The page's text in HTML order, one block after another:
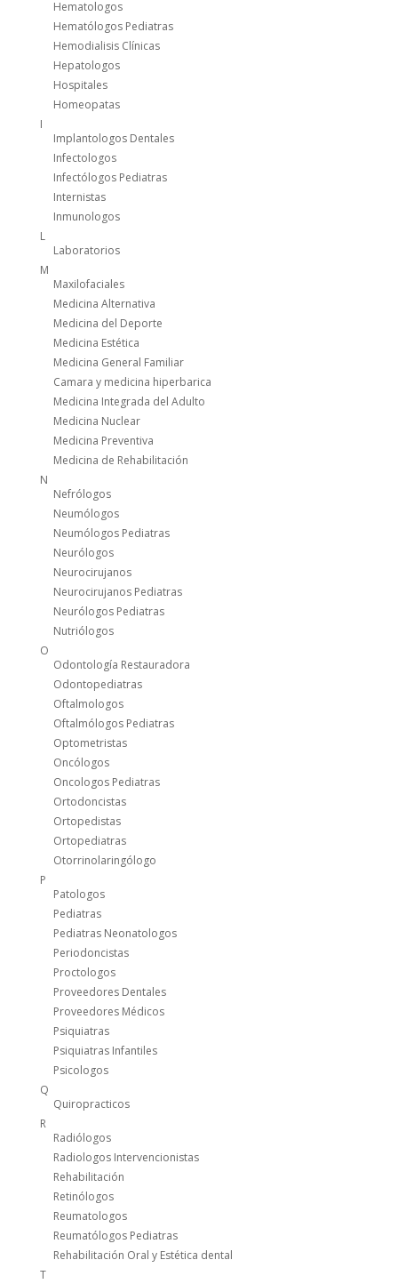
Hematologos
Hematólogos Pediatras
Hemodialisis Clínicas
Hepatologos
Hospitales
Homeopatas
I
Implantologos Dentales
Infectologos
Infectólogos Pediatras
Internistas
Inmunologos
L
Laboratorios
M
Maxilofaciales
Medicina Alternativa
Medicina del Deporte
Medicina Estética
Medicina General Familiar
Camara y medicina hiperbarica
Medicina Integrada del Adulto
Medicina Nuclear
Medicina Preventiva
Medicina de Rehabilitación
N
Nefrólogos
Neumólogos
Neumólogos Pediatras
Neurólogos
Neurocirujanos
Neurocirujanos Pediatras
Neurólogos Pediatras
Nutriólogos
O
Odontología Restauradora
Odontopediatras
Oftalmologos
Oftalmólogos Pediatras
Optometristas
Oncólogos
Oncologos Pediatras
Ortodoncistas
Ortopedistas
Ortopediatras
Otorrinolaringólogo
P
Patologos
Pediatras
Pediatras Neonatologos
Periodoncistas
Proctologos
Proveedores Dentales
Proveedores Médicos
Psiquiatras
Psiquiatras Infantiles
Psicologos
Q
Quiropracticos
R
Radiólogos
Radiologos Intervencionistas
Rehabilitación
Retinólogos
Reumatologos
Reumatólogos Pediatras
Rehabilitación Oral y Estética dental
T